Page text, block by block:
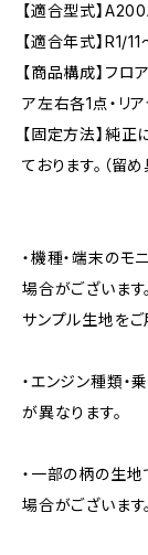
【適合型式】
【適合年式】R1/11
【商品構成】フロ
ア左右各1点・リア
【固定方法】純
ております。（留
・機種・端末のモ
場合がございます。
サンプル生地をご
・エンジン種類・
が異なります。
・一部の柄の生
場合がございます。